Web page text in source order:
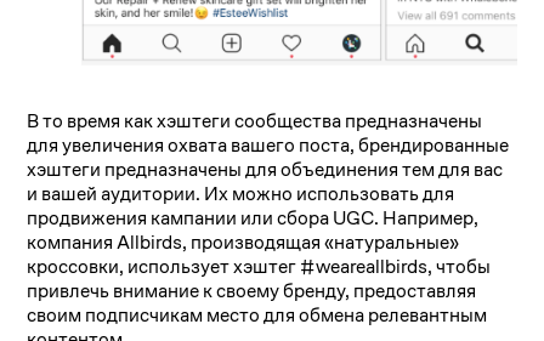
В то время как хэштеги сообщества предназначены
для увеличения охвата вашего поста, брендированные
хэштеги предназначены для объединения тем для вас
и вашей аудитории. Их можно использовать для
продвижения кампании или сбора UGC. Например,
компания Allbirds, производящая «натуральные»
кроссовки, использует хэштег #weareallbirds, чтобы
привлечь внимание к своему бренду, предоставляя
своим подписчикам место для обмена релевантным